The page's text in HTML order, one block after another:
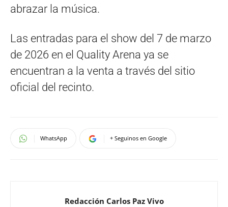
abrazar la música.
Las entradas para el show del 7 de marzo
de 2026 en el Quality Arena ya se
encuentran a la venta a través del sitio
oficial del recinto.
WhatsApp + Seguinos en Google
Redacción Carlos Paz Vivo